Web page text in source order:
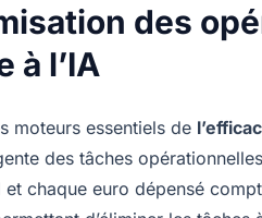
des
à l’IA
moteurs essentiels de
des tâches
et chaque euro dépensé